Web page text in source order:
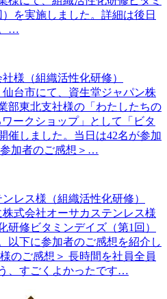
を実施しました。詳細は後日
…
様（組織活性化研修）
仙台市にて、資生堂ジャパン株
部東北支社様の「わたしたちの
ークショップ」として「ビタ
催しました。当日は42名が参加
加者のご感想＞…
レス様（組織活性化研修）
株式会社オーサカステンレス様
研修ビタミンデイズ（第1回）
以下に参加者のご感想を紹介し
のご感想＞ 長時間を社員全員
、すごくよかったです…